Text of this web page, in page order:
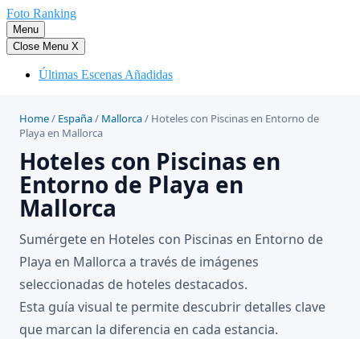
Saltar
al
contenido
Foto Ranking
Menu
Close Menu X
Últimas Escenas Añadidas
Home/ España/ Mallorca/ Hoteles con Piscinas en Entorno de
Playa en Mallorca
Hoteles con Piscinas en
Entorno de Playa en
Mallorca
Sumérgete en Hoteles con Piscinas en Entorno de
Playa en Mallorca a través de imágenes
seleccionadas de hoteles destacados.
Esta guía visual te permite descubrir detalles clave
que marcan la diferencia en cada estancia.